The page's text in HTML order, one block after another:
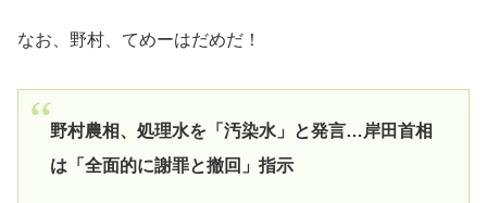
なお、野村、てめーはだめだ！
野村農相、処理水を「汚染水」と発言…岸田首相
は「全面的に謝罪と撤回」指示